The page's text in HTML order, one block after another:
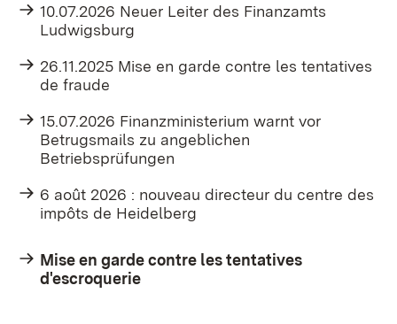
10.07.2026 Neuer Leiter des Finanzamts
Ludwigsburg
26.11.2025 Mise en garde contre les tentatives
de fraude
15.07.2026 Finanzministerium warnt vor
Betrugsmails zu angeblichen
Betriebsprüfungen
6 août 2026 : nouveau directeur du centre des
impôts de Heidelberg
Mise en garde contre les tentatives
d'escroquerie